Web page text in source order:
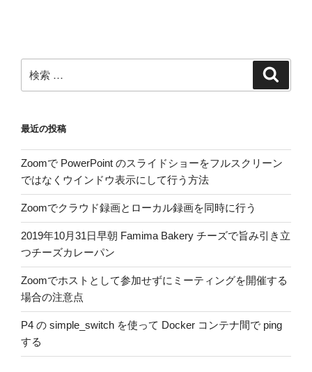
索:
最近の投稿
Zoomで PowerPoint のスライドショーをフルスクリーン
ではなくウインドウ表示にして行う方法
Zoomでクラウド録画とローカル録画を同時に行う
2019年10月31日早朝 Famima Bakery チーズで旨み引き立
つチーズカレーパン
Zoomでホストとして参加せずにミーティングを開催する
場合の注意点
P4 の simple_switch を使って Docker コンテナ間で ping
する